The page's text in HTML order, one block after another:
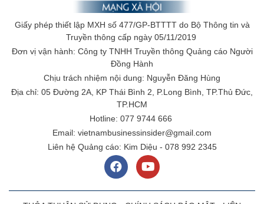
Giấy phép thiết lập MXH số 477/GP-BTTTT do Bộ Thông tin và
Truyền thông cấp ngày 05/11/2019
Đơn vị vận hành: Công ty TNHH Truyền thông Quảng cáo Người
Đồng Hành
Chịu trách nhiệm nội dung: Nguyễn Đăng Hùng
Địa chỉ: 05 Đường 2A, KP Thái Bình 2, P.Long Bình, TP.Thủ Đức,
TP.HCM
Hotline: 077 9744 666
Email: vietnambusinessinsider@gmail.com
Liên hệ Quảng cáo: Kim Diệu - 078 992 2345